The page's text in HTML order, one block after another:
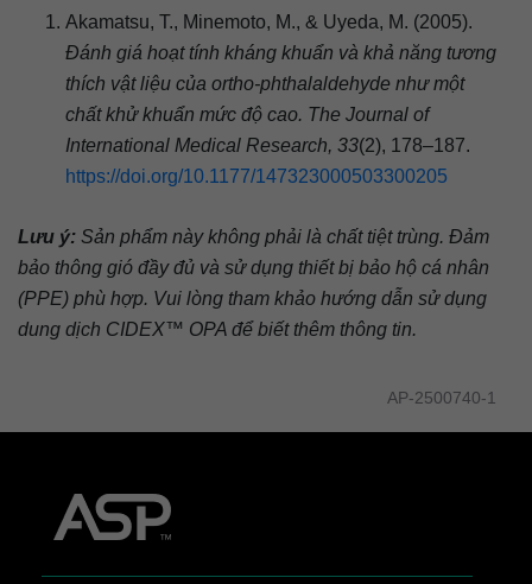
Akamatsu, T., Minemoto, M., & Uyeda, M. (2005).
Đánh giá hoạt tính kháng khuẩn và khả năng tương
thích vật liệu của ortho-phthalaldehyde như một
chất khử khuẩn mức độ cao. The Journal of
International Medical Research, 33(2), 178–187.
https://doi.org/10.1177/147323000503300205
Lưu ý: Sản phẩm này không phải là chất tiệt trùng. Đảm
bảo thông gió đầy đủ và sử dụng thiết bị bảo hộ cá nhân
(PPE) phù hợp. Vui lòng tham khảo hướng dẫn sử dụng
dung dịch CIDEX™ OPA để biết thêm thông tin.
AP-2500740-1